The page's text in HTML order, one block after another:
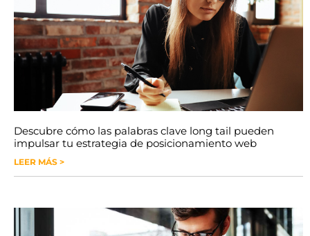
Descubre cómo las palabras clave long tail pueden
impulsar tu estrategia de posicionamiento web
LEER MÁS >